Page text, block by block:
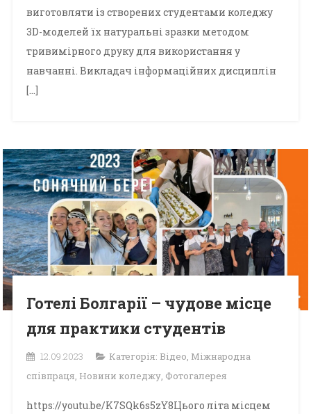
виготовляти із створених студентами коледжу
3D-моделей їх натуральні зразки методом
тривимірного друку для використання у
навчанні. Викладач інформаційних дисциплін
[…]
Готелі Болгарії – чудове місце
для практики студентів
12.09.2023 Категорія: Відео, Міжнародна
співпраця, Новини коледжу, Фотогалерея
https://youtu.be/K7SQk6s5zY8Цього літа місцем